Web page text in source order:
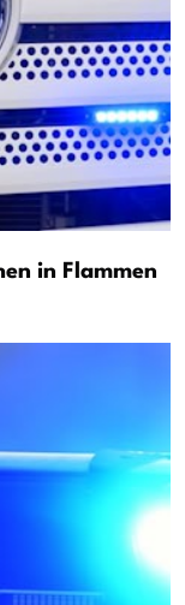
in Flammen